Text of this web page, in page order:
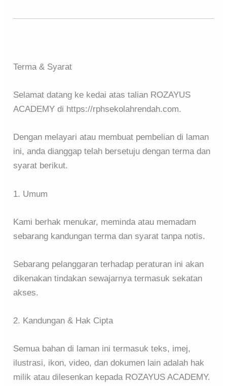
Terma & Syarat
Selamat datang ke kedai atas talian ROZAYUS
ACADEMY di https://rphsekolahrendah.com.
Dengan melayari atau membuat pembelian di laman
ini, anda dianggap telah bersetuju dengan terma dan
syarat berikut.
1. Umum
Kami berhak menukar, meminda atau memadam
sebarang kandungan terma dan syarat tanpa notis.
Sebarang pelanggaran terhadap peraturan ini akan
dikenakan tindakan sewajarnya termasuk sekatan
akses.
2. Kandungan & Hak Cipta
Semua bahan di laman ini termasuk teks, imej,
ilustrasi, ikon, video, dan dokumen lain adalah hak
milik atau dilesenkan kepada ROZAYUS ACADEMY.